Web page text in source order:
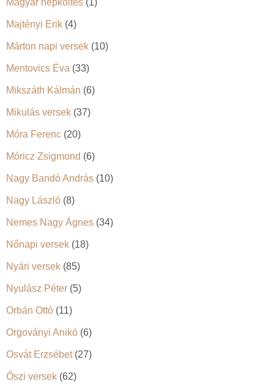
Majtényi Erik (4)
Márton napi versek (10)
Mentovics Éva (33)
Mikszáth Kálmán (6)
Mikulás versek (37)
Móra Ferenc (20)
Móricz Zsigmond (6)
Nagy Bandó András (10)
Nagy László (8)
Nemes Nagy Ágnes (34)
Nőnapi versek (18)
Nyári versek (85)
Nyulász Péter (5)
Orbán Ottó (11)
Orgoványi Anikó (6)
Osvát Erzsébet(27)
Őszi versek (62)